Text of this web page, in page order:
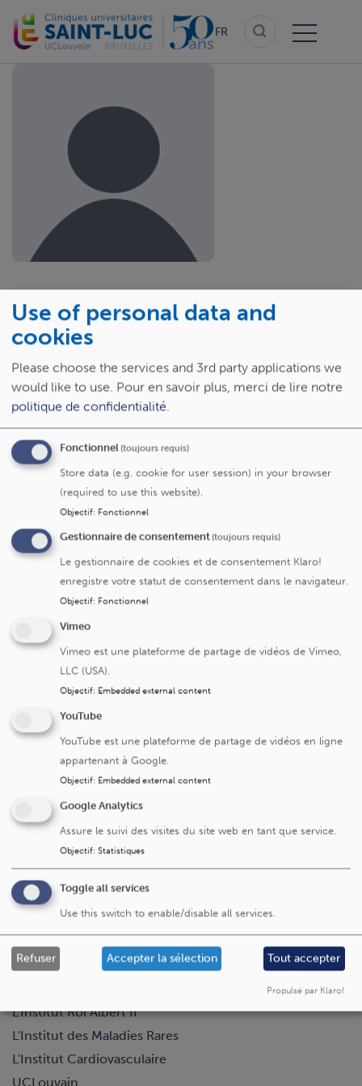
au
contenu
FR
Dr Graziella de
BROQUEVILLE
Praticienne hospitalière - Gériatre
Service/centre
Service de Gériatrie
Cliniques universitaires Saint-Luc
Avenue Hippocrate 10
1200 Bruxelles
+32 2 764 11 11
Fax. +32 2 764 37 03
N° d'entreprise: 0416.885.016
Visitez aussi
L'Institut Roi Albert II
L'Institut des Maladies Rares
L'Institut Cardiovasculaire
UCLouvain
Use of personal data and
cookies
Please choose the services and 3rd party applications we
would like to use. Pour en savoir plus, merci de lire notre
politique de confidentialité.
Fonctionnel(toujours requis)
Store data (e.g. cookie for user session) in your browser
(required to use this website).
Objectif: Fonctionnel
Gestionnaire de consentement(toujours requis)
Le gestionnaire de cookies et de consentement Klaro!
enregistre votre statut de consentement dans le navigateur.
Objectif: Fonctionnel
Vimeo
Vimeo est une plateforme de partage de vidéos de Vimeo,
LLC (USA).
Objectif: Embedded external content
YouTube
YouTube est une plateforme de partage de vidéos en ligne
appartenant à Google.
Objectif: Embedded external content
Google Analytics
Assure le suivi des visites du site web en tant que service.
Objectif: Statistiques
Toggle all services
Use this switch to enable/disable all services.
Refuser Accepter la sélection Tout accepter
Propulsé par Klaro!